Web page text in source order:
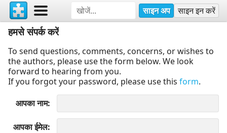
साइन अप साइन इन करें
हमसे संपर्क करें
To send questions, comments, concerns, or wishes to
the authors, please use the form below. We look
forward to hearing from you.
If you forgot your password, please use this form.
आपका नाम
आपका ईमेल